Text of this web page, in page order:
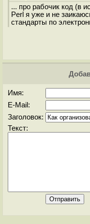
... про рабочик код (в
Perl я уже и не
стандарты по
Имя:
E-Mail:
Заголовок:
Текст: